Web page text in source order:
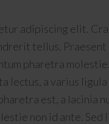
adipiscing elit.
tellus.
pharetra
lectus, a varius
est, a lacinia
non id ante.